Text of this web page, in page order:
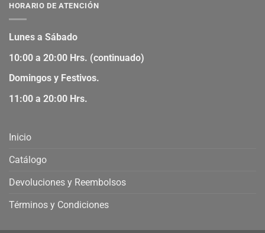
HORARIO DE ATENCIÓN
Lunes a Sábado
10:00 a 20:00 Hrs. (continuado)
Domingos y Festivos.
11:00 a 20:00 Hrs.
Inicio
Catálogo
Devoluciones y Reembolsos
Términos y Condiciones